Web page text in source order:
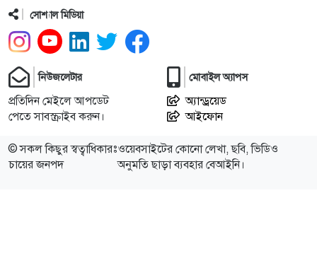
সৈকতে বিশ্বের বৃহত্তম ‘প্লাস্টিক দানব’
13
কমলগঞ্জে বর্ণাঢ্য আয়োজনে শুরু হলো মণিপুরী সম্প্রদায়ের
প্রধান
14
বসন্ত ও ভালোবাসায় রঙিন তারকারা
15
সোশ্যাল মিডিয়া
নিউজলেটার
প্রতিদিন মেইলে আপডেট
পেতে সাবস্ক্রাইব করুন।
মোবাইল অ্যাপস
অ্যান্ড্রয়েড
আইফোন
© সকল কিছুর স্বত্বাধিকারঃ
চায়ের জনপদ
ওয়েবসাইটের কোনো লেখা, ছবি, ভিডিও
অনুমতি ছাড়া ব্যবহার বেআইনি।